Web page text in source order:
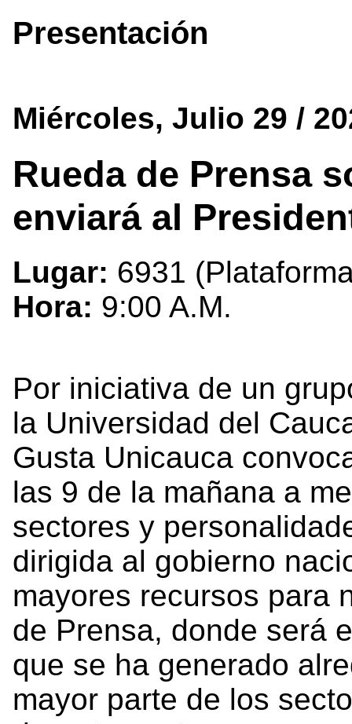
Presentación
Miércoles, Julio 29 /
Rueda de Prensa
enviará al
Lugar: 6931
Hora: 9:00 A.M.
Por iniciativa de un
la Universidad del
Gusta Unicauca
las 9 de la mañana a
sectores y
dirigida al gobierno
mayores recursos para
de Prensa, donde será
que se ha generado
mayor parte de los